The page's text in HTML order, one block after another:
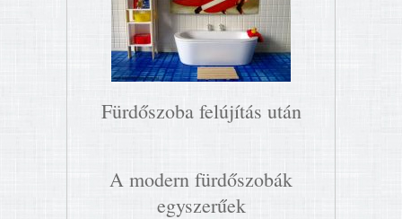
Fürdőszoba felújítás után
A modern fürdőszobák
egyszerűek